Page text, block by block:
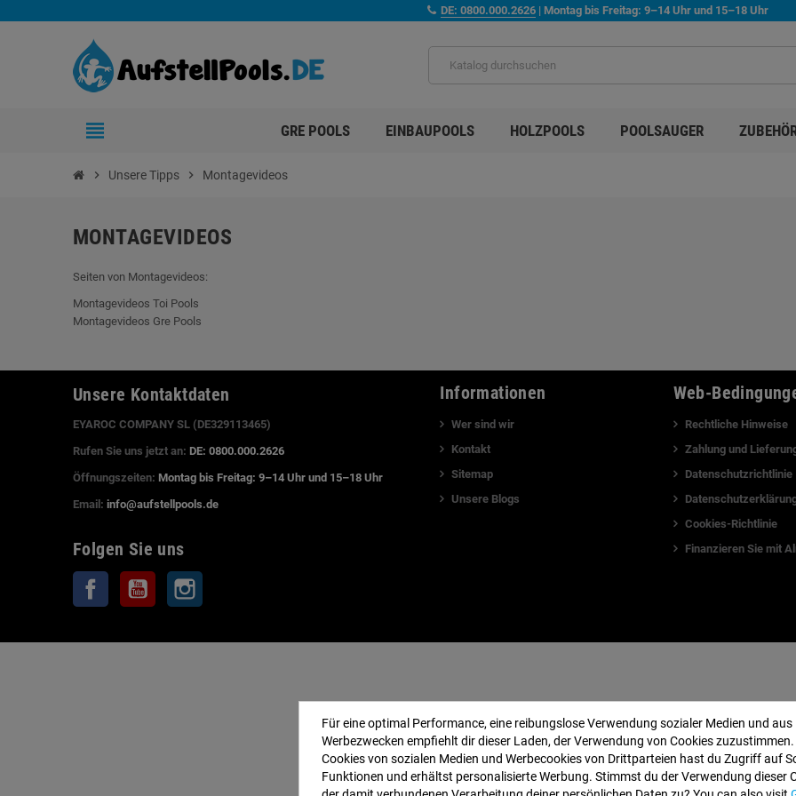
DE: 0800.000.2626| Montag bis Freitag: 9–14 Uhr und 15–18 Uhr
view_headline GRE POOLS EINBAUPOOLS HOLZPOOLS POOLSAUGER
chevron_right Unsere Tipps chevron_right Montagevideos
MONTAGEVIDEOS
Seiten von Montagevideos:
Montagevideos Toi Pools
Montagevideos Gre Pools
Unsere Kontaktdaten
EYAROC COMPANY SL (DE329113465)
Rufen Sie uns jetzt an: DE: 0800.000.2626
Öffnungszeiten: Montag bis Freitag: 9–14 Uhr und 15–18 Uhr
Email: info@aufstellpools.de
Folgen Sie uns
Facebook YouTube
Informationen
Wer sind wir
Kontakt
Sitemap
Unsere Blogs
Web-
Rechtliche Hinweise
Zahlung und
Datenschutzrichtlinie
Cookies-Richtlinie
Finanzieren Sie mit
Für eine optimal Performance, eine reibungslose Verwendung sozialer Medien und aus
Werbezwecken empfiehlt dir dieser Laden, der Verwendung von Cookies zuzustimmen.
Cookies von sozialen Medien und Werbecookies von Drittparteien hast du Zugriff auf
Funktionen und erhältst personalisierte Werbung. Stimmst du der Verwendung dieser